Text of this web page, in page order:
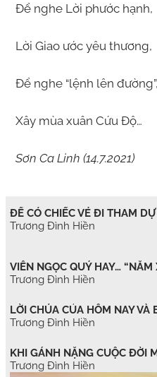
Để nghe Lời phước hạnh,
Lời Giao ước yêu thương,
Để nghe “lệnh lên đường”,
Xây mùa xuân Cứu Độ…
Sơn Ca Linh (14.7.2021)
ĐỂ CÓ CHIẾC VÉ ĐI THAM
Trương Đình Hiền
VIÊN NGỌC QUÝ HAY… “NẮM
Trương Đình Hiền
LỜI CHÚA CỦA HÔM NAY VÀ
Trương Đình Hiền
KHI GÁNH NẶNG CUỘC ĐỜI
Trương Đình Hiền